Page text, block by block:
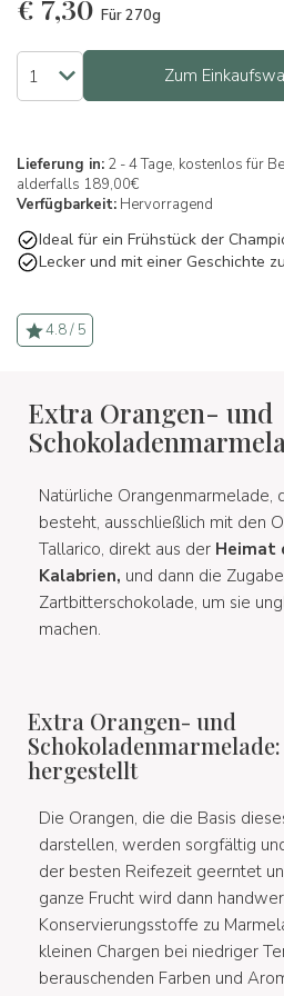
€ 7,30 Für 270g
Zum
Lieferung in: 2 - 4 Tage, kostenlos für
alderfalls 189,00€
Verfügbarkeit: Hervorragend
Ideal für ein Frühstück der
Lecker und mit einer Geschichte
4.8 / 5
Extra Orangen- und
Natürliche Orangenmarmelade,
besteht, ausschließlich mit den
Tallarico, direkt aus der Heimat
Kalabrien, und dann die
Zartbitterschokolade, um sie
machen.
Extra Orangen- und
hergestellt
Die Orangen, die die Basis
darstellen, werden sorgfältig
der besten Reifezeit geerntet
ganze Frucht wird dann
Konservierungsstoffe zu
kleinen Chargen bei niedriger
berauschenden Farben und